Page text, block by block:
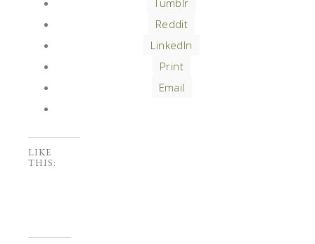
Reddit
LinkedIn
Print
Email
LIKE
THIS: